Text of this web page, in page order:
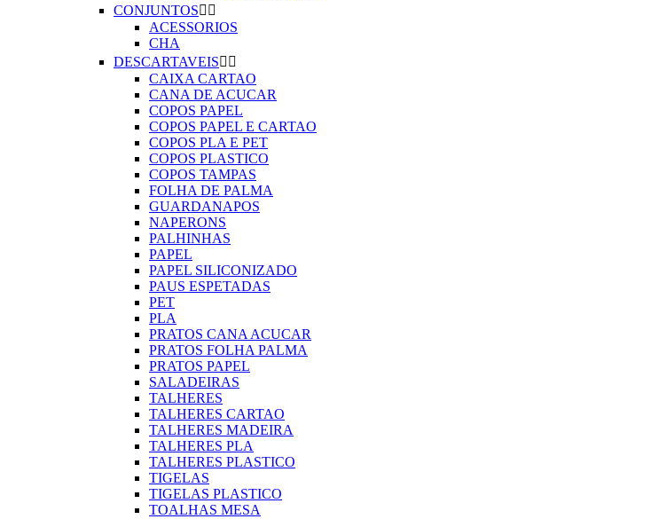
CONJUNTOS 
ACESSORIOS
CHA
DESCARTAVEIS 
CAIXA CARTAO
CANA DE ACUCAR
COPOS PAPEL
COPOS PAPEL E CARTAO
COPOS PLA E PET
COPOS PLASTICO
COPOS TAMPAS
FOLHA DE PALMA
GUARDANAPOS
NAPERONS
PALHINHAS
PAPEL
PAPEL SILICONIZADO
PAUS ESPETADAS
PET
PLA
PRATOS CANA ACUCAR
PRATOS FOLHA PALMA
PRATOS PAPEL
SALADEIRAS
TALHERES
TALHERES CARTAO
TALHERES MADEIRA
TALHERES PLA
TALHERES PLASTICO
TIGELAS
TIGELAS PLASTICO
TOALHAS MESA